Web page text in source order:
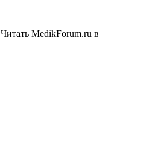
Читать MedikForum.ru в